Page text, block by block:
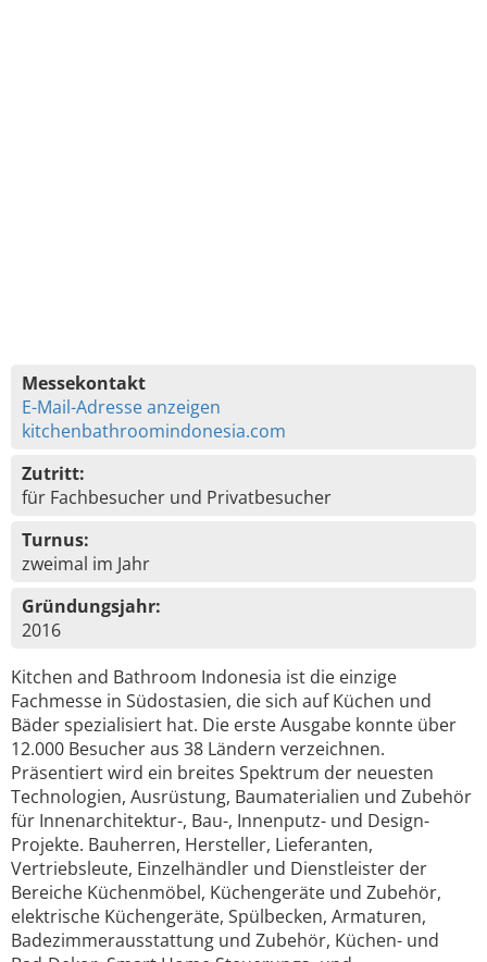
Messekontakt
E-Mail-Adresse anzeigen
kitchenbathroomindonesia.com
Zutritt:
für Fachbesucher und Privatbesucher
Turnus:
zweimal im Jahr
Gründungsjahr:
2016
Kitchen and Bathroom Indonesia ist die einzige
Fachmesse in Südostasien, die sich auf Küchen und
Bäder spezialisiert hat. Die erste Ausgabe konnte über
12.000 Besucher aus 38 Ländern verzeichnen.
Präsentiert wird ein breites Spektrum der neuesten
Technologien, Ausrüstung, Baumaterialien und Zubehör
für Innenarchitektur-, Bau-, Innenputz- und Design-
Projekte. Bauherren, Hersteller, Lieferanten,
Vertriebsleute, Einzelhändler und Dienstleister der
Bereiche Küchenmöbel, Küchengeräte und Zubehör,
elektrische Küchengeräte, Spülbecken, Armaturen,
Badezimmerausstattung und Zubehör, Küchen- und